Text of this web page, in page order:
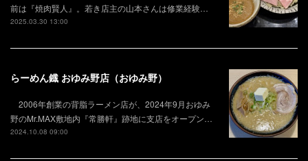
前は『焼肉賢人』。若き店主の山本さんは修業経験…
2025.03.30 13:00
らーめん鐡 おゆみ野店（おゆみ野）
2006年創業の背脂ラーメン店が、2024年9月おゆみ
野のMr.MAX敷地内『常勝軒』跡地に支店をオープン…
2024.10.08 09:00